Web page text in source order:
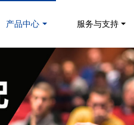
产品中心 服务与支持